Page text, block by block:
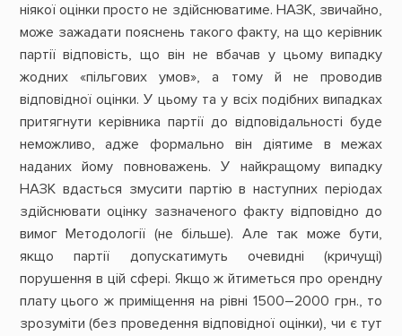
ніякої оцінки просто не здійснюватиме. НАЗК, звичайно,
може зажадати пояснень такого факту, на що керівник
партії відповість, що він не вбачав у цьому випадку
жодних «пільгових умов», а тому й не проводив
відповідної оцінки. У цьому та у всіх подібних випадках
притягнути керівника партії до відповідальності буде
неможливо, адже формально він діятиме в межах
наданих йому повноважень. У найкращому випадку
НАЗК вдасться змусити партію в наступних періодах
здійснювати оцінку зазначеного факту відповідно до
вимог Методології (не більше). Але так може бути,
якщо партії допускатимуть очевидні (кричущі)
порушення в цій сфері. Якщо ж йтиметься про орендну
плату цього ж приміщення на рівні 1500–2000 грн., то
зрозуміти (без проведення відповідної оцінки), чи є тут